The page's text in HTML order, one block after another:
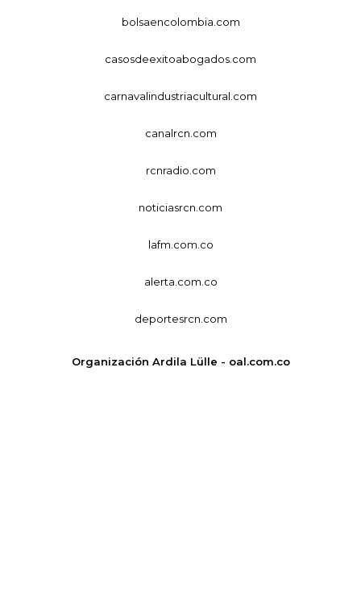
bolsaencolombia.com
casosdeexitoabogados.com
carnavalindustriacultural.com
canalrcn.com
rcnradio.com
noticiasrcn.com
lafm.com.co
alerta.com.co
deportesrcn.com
Organización Ardila Lülle - oal.com.co